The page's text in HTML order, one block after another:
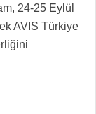
24-25 Eylül
AVIS Türkiye